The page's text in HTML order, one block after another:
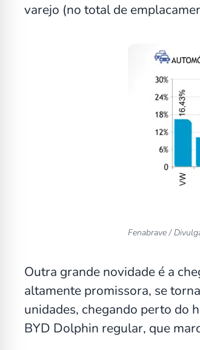
varejo (no total de
Fenabrave /
Outra grande novidade é a
altamente promissora, se
unidades, chegando perto do
BYD Dolphin regular, que